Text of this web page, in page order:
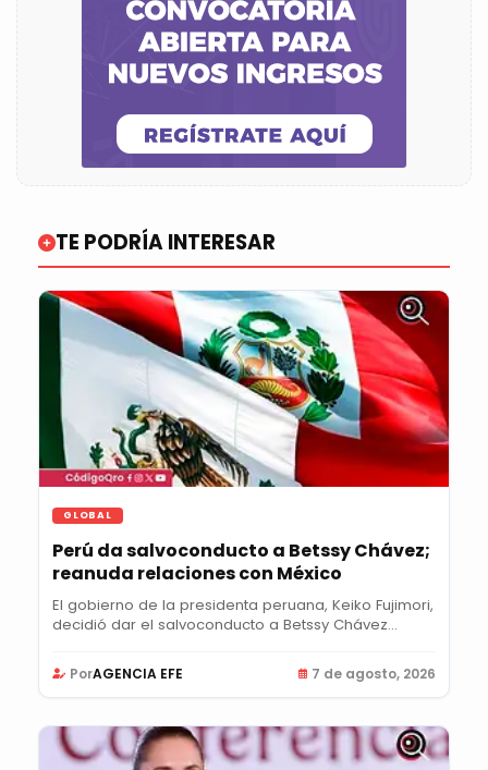
TE PODRÍA INTERESAR
GLOBAL
Perú da salvoconducto a Betssy Chávez;
reanuda relaciones con México
El gobierno de la presidenta peruana, Keiko Fujimori,
decidió dar el salvoconducto a Betssy Chávez...
PorAGENCIA EFE 7 de agosto, 2026